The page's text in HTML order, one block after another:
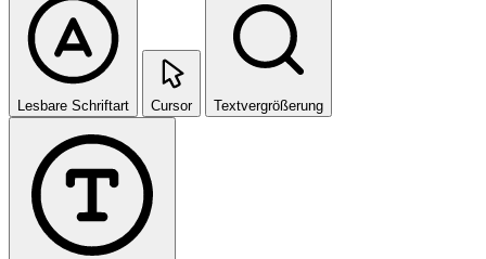
Lesbare Schriftart Cursor Textvergrößerung